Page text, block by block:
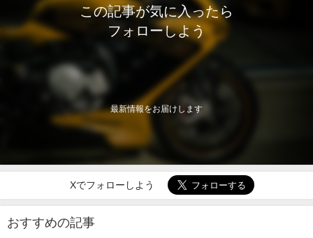
この記事が気に入ったら
フォローしよう
最新情報をお届けします
Xでフォローしよう
おすすめの記事